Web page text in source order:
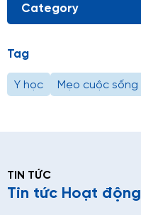
Category
Tag
Y học Mẹo cuộc sống
TIN TỨC
Tin tức Hoạt động